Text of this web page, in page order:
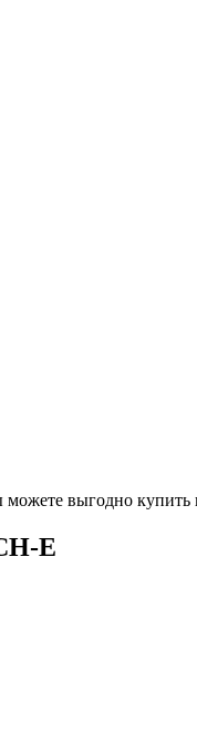
выгодно купить
E